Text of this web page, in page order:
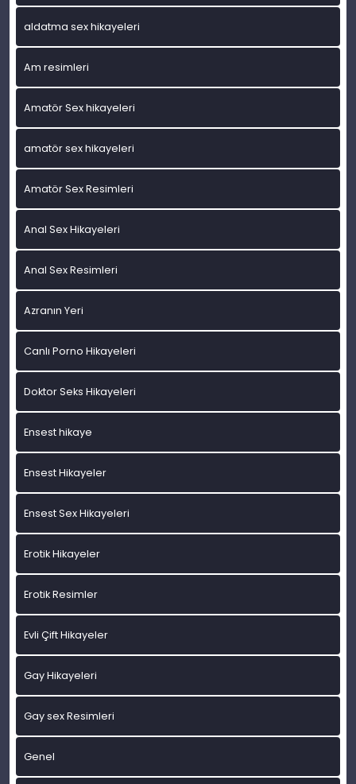
aldatma sex hikayeleri
Am resimleri
Amatör Sex hikayeleri
amatör sex hikayeleri
Amatör Sex Resimleri
Anal Sex Hikayeleri
Anal Sex Resimleri
Azranın Yeri
Canlı Porno Hikayeleri
Doktor Seks Hikayeleri
Ensest hikaye
Ensest Hikayeler
Ensest Sex Hikayeleri
Erotik Hikayeler
Erotik Resimler
Evli Çift Hikayeler
Gay Hikayeleri
Gay sex Resimleri
Genel